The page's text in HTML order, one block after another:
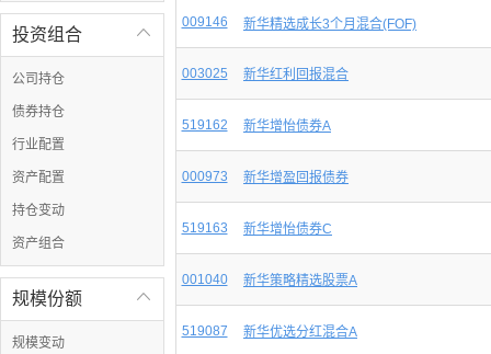

投资组合
公司持仓
债券持仓
行业配置
资产配置
持仓变动
资产组合

规模份额
规模变动
009146 新华精选成长3个月混合(FOF)
003025 新华红利回报混合
519162 新华增怡债券A
000973 新华增盈回报债券
519163 新华增怡债券C
001040 新华策略精选股票A
519087 新华优选分红混合A